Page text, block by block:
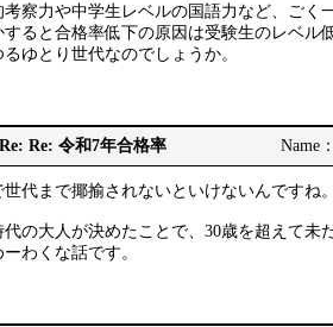
考察力や中学生レベルの国語力など、ごく
すると合格率低下の原因は受験生のレベル
るゆとり世代なのでしょうか。
Re: Re: 令和7年合格率 Name
世代まで揶揄されないといけないんですね
代の大人が決めたことで、30歳を超えて未
わくな話です。